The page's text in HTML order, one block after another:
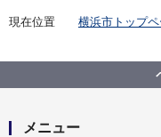
現在位置 横浜市トップペ
横浜市 保育
メニュー